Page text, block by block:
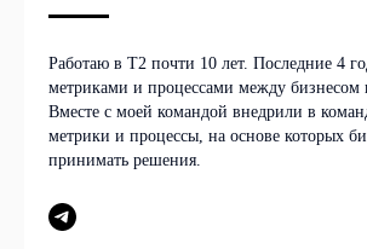
Работаю в Т2 почти 10 лет. Последние 4
метриками и процессами между бизнесом
Вместе с моей командой внедрили в
метрики и процессы, на основе которых
принимать решения.